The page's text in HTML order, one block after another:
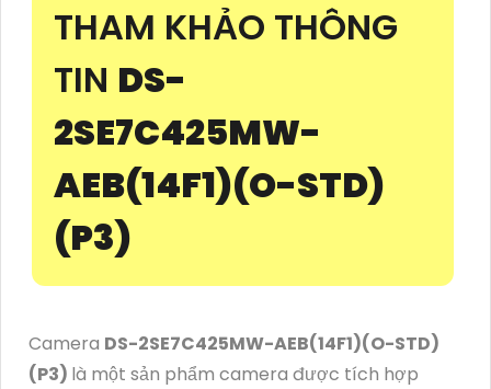
THAM KHẢO THÔNG
TIN DS-
2SE7C425MW-
AEB(14F1)(O-STD)
(P3)
Camera DS-2SE7C425MW-AEB(14F1)(O-STD)
(P3) là một sản phẩm camera được tích hợp